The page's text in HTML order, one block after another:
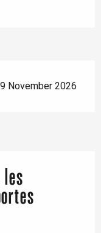
November 2026
les